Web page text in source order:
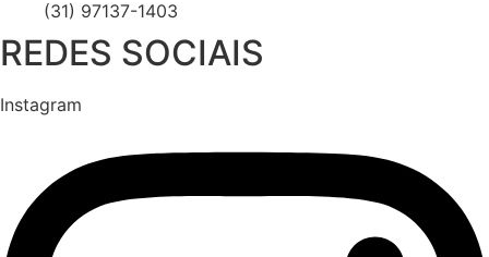
(31) 97137-1403
REDES SOCIAIS
Instagram